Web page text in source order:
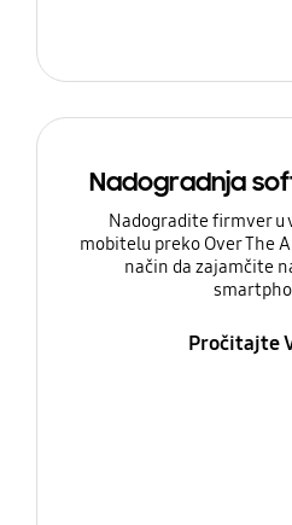
Nadogradnja
Nadogradite firmver u
mobitelu preko Over The
način da zajamčite
Pročitajte